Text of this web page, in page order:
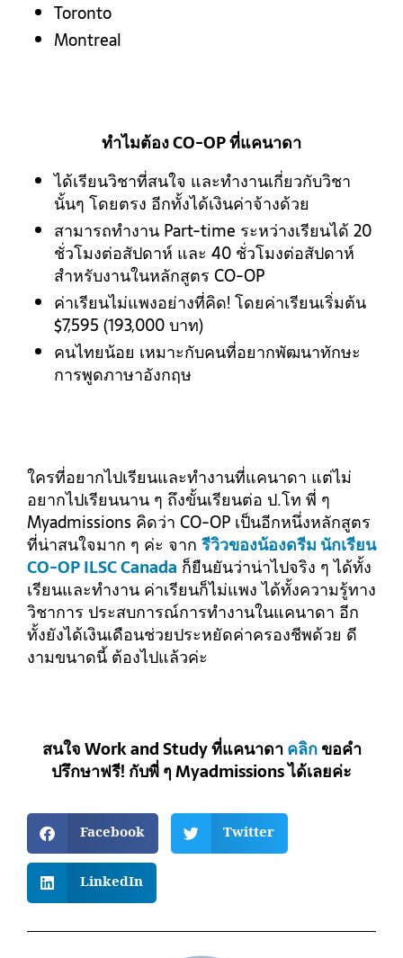
Toronto
Montreal
ทำไมต้อง CO-OP ที่แคนาดา
ได้เรียนวิชาที่สนใจ และทำงานเกี่ยวกับวิชา
นั้นๆ โดยตรง อีกทั้งได้เงินค่าจ้างด้วย
สามารถทำงาน Part-time ระหว่างเรียนได้ 20
ชั่วโมงต่อสัปดาห์ และ 40 ชั่วโมงต่อสัปดาห์
สำหรับงานในหลักสูตร CO-OP
ค่าเรียนไม่แพงอย่างที่คิด! โดยค่าเรียนเริ่มต้น
$7,595 (193,000 บาท)
คนไทยน้อย เหมาะกับคนที่อยากพัฒนาทักษะ
การพูดภาษาอังกฤษ
ใครที่อยากไปเรียนและทำงานที่แคนาดา แต่ไม่
อยากไปเรียนนาน ๆ ถึงขั้นเรียนต่อ ป.โท พี่ ๆ
Myadmissions คิดว่า CO-OP เป็นอีกหนึ่งหลักสูตร
ที่น่าสนใจมาก ๆ ค่ะ จาก รีวิวของน้องดรีม นักเรียน
CO-OP ILSC Canada ก็ยืนยันว่าน่าไปจริง ๆ ได้ทั้ง
เรียนและทำงาน ค่าเรียนก็ไม่แพง ได้ทั้งความรู้ทาง
วิชาการ ประสบการณ์การทำงานในแคนาดา อีก
ทั้งยังได้เงินเดือนช่วยประหยัดค่าครองชีพด้วย ดี
งามขนาดนี้ ต้องไปแล้วค่ะ
สนใจ Work and Study ที่แคนาดาคลิกขอคำ
ปรึกษาฟรี! กับพี่ ๆ Myadmissions ได้เลยค่ะ
Facebook Twitter
LinkedIn